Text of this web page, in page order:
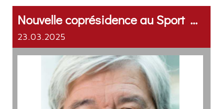
Nouvelle coprésidence au Sport Handicap Fribourg - Neues Co-Präsidium bei Sport Handicap Fribourg:
23.03.2025